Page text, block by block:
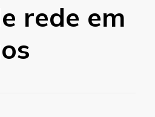
rede em